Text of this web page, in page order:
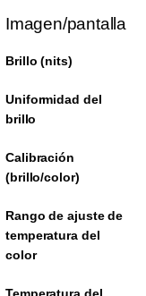
Imagen/pantalla
Brillo (nits)
Uniformidad del
brillo
Calibración
(brillo/color)
Rango de ajuste de
temperatura del
color
Temperatura del